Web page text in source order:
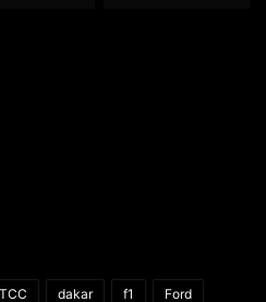
dakar f1 Ford